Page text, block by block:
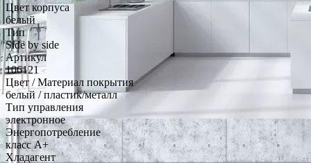
Цвет корпуса
белый
Тип
Side by side
Артикул
106121
Цвет / Материал покрытия
белый / пластик/металл
Тип управления
электронное
Энергопотребление
класс A+
Хладагент